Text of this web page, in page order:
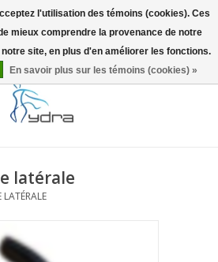
latérale
LATÉRALE
l'utilisation des témoins (cookies). Ces
mieux comprendre la provenance de notre
site, en plus d'en améliorer les fonctions.
En savoir plus sur les témoins (cookies) »